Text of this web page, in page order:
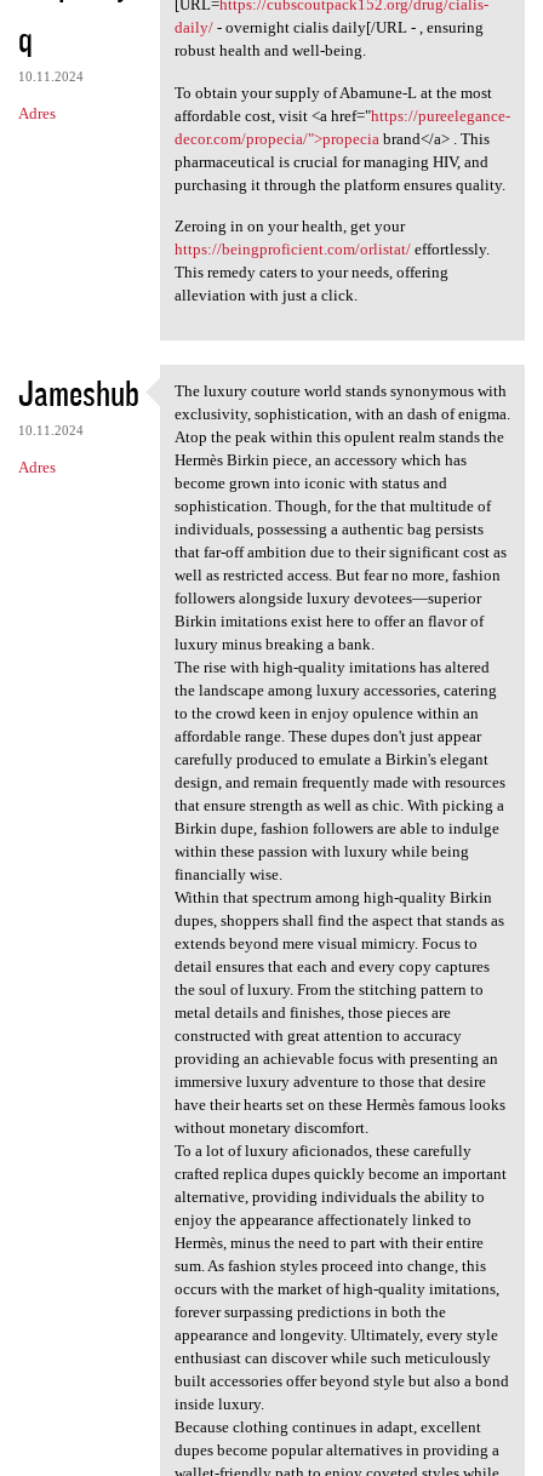
q
10.11.2024
Adres
[URL=https://cubscoutpack152.org/drug/cialis-
daily/- overnight cialis daily[/URL - , ensuring
robust health and well-being.
To obtain your supply of Abamune-L at the most
affordable cost, visit <a href="https://pureelegance-
decor.com/propecia/">propecia brand</a> . This
pharmaceutical is crucial for managing HIV, and
purchasing it through the platform ensures quality.
Zeroing in on your health, get your
https://beingproficient.com/orlistat/effortlessly.
This remedy caters to your needs, offering
alleviation with just a click.
Jameshub
10.11.2024
Adres
The luxury couture world
The luxury couture world stands synonymous with
exclusivity, sophistication, with an dash of enigma.
Atop the peak within this opulent realm stands the
Hermès Birkin piece, an accessory which has
become grown into iconic with status and
sophistication. Though, for the that multitude of
individuals, possessing a authentic bag persists
that far-off ambition due to their significant cost as
well as restricted access. But fear no more, fashion
followers alongside luxury devotees—superior
Birkin imitations exist here to offer an flavor of
luxury minus breaking a bank.
The rise with high-quality imitations has altered
the landscape among luxury accessories, catering
to the crowd keen in enjoy opulence within an
affordable range. These dupes don't just appear
carefully produced to emulate a Birkin's elegant
design, and remain frequently made with resources
that ensure strength as well as chic. With picking a
Birkin dupe, fashion followers are able to indulge
within these passion with luxury while being
financially wise.
Within that spectrum among high-quality Birkin
dupes, shoppers shall find the aspect that stands as
extends beyond mere visual mimicry. Focus to
detail ensures that each and every copy captures
the soul of luxury. From the stitching pattern to
metal details and finishes, those pieces are
constructed with great attention to accuracy
providing an achievable focus with presenting an
immersive luxury adventure to those that desire
have their hearts set on these Hermès famous looks
without monetary discomfort.
To a lot of luxury aficionados, these carefully
crafted replica dupes quickly become an important
alternative, providing individuals the ability to
enjoy the appearance affectionately linked to
Hermès, minus the need to part with their entire
sum. As fashion styles proceed into change, this
occurs with the market of high-quality imitations,
forever surpassing predictions in both the
appearance and longevity. Ultimately, every style
enthusiast can discover while such meticulously
built accessories offer beyond style but also a bond
inside luxury.
Because clothing continues in adapt, excellent
dupes become popular alternatives in providing a